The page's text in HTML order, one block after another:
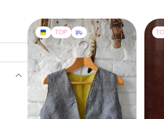
TOP